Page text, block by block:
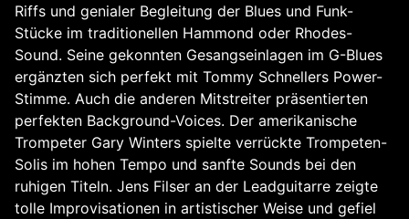
Riffs und genialer Begleitung der Blues und Funk-
Stücke im traditionellen Hammond oder Rhodes-
Sound. Seine gekonnten Gesangseinlagen im G-Blues
ergänzten sich perfekt mit Tommy Schnellers Power-
Stimme. Auch die anderen Mitstreiter präsentierten
perfekten Background-Voices. Der amerikanische
Trompeter Gary Winters spielte verrückte Trompeten-
Solis im hohen Tempo und sanfte Sounds bei den
ruhigen Titeln. Jens Filser an der Leadguitarre zeigte
tolle Improvisationen in artistischer Weise und gefiel